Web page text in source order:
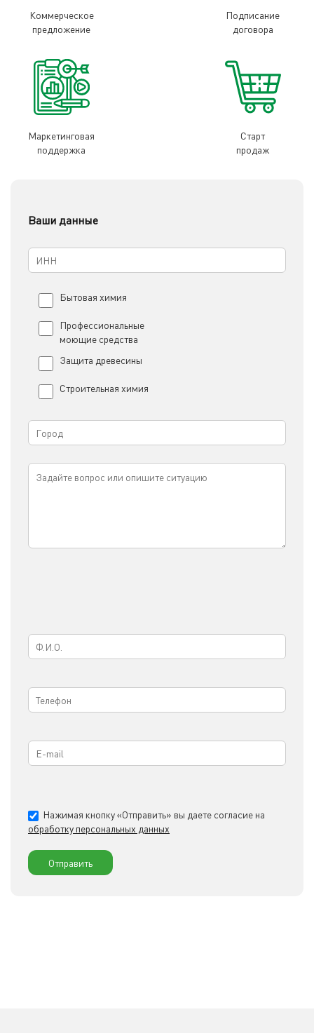
Коммерческое
предложение
Подписание
договора
Маркетинговая
поддержка
Старт
продаж
Ваши данные
Бытовая химия
Профессиональные
моющие средства
Защита древесины
Строительная химия
Нажимая кнопку «Отправить» вы даете согласие на
обработку персональных данных